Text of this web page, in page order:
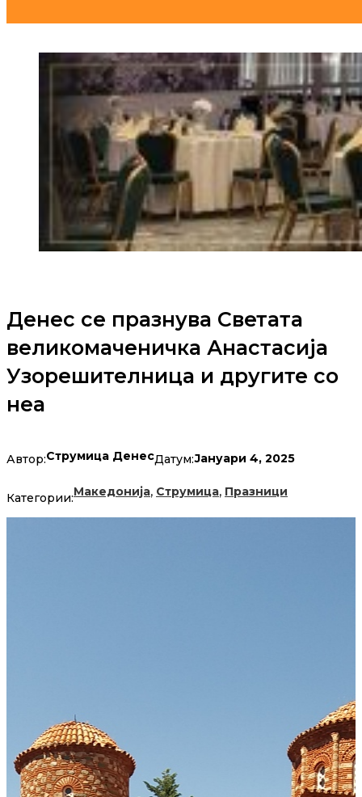
Денес се празнува Светата
великомаченичка Анастасија
Узорешителница и другите со
неа
Автор:Струмица ДенесДатум:Јануари 4, 2025
Категории:Македонија, Струмица, Празници